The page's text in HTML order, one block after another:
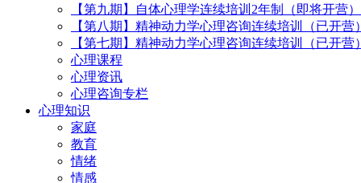
【第九期】自体心理学连续培训2年制（即将开营）
【第八期】精神动力学心理咨询连续培训（已开营）
【第七期】精神动力学心理咨询连续培训（已开营）
心理课程
心理资讯
心理咨询专栏
心理知识
家庭
教育
情绪
情感